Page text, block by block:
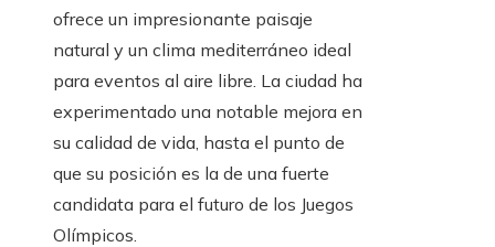
ofrece un impresionante paisaje
natural y un clima mediterráneo ideal
para eventos al aire libre. La ciudad ha
experimentado una notable mejora en
su calidad de vida, hasta el punto de
que su posición es la de una fuerte
candidata para el futuro de los Juegos
Olímpicos.